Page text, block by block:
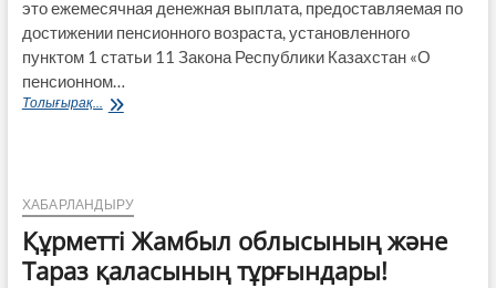
это еже­месячная денежная выплата, предоставляемая по
достиже­нии пенсионного возраста, установленного
пунктом 1 статьи 11 Закона Республики Казахстан «О
пенсионном…
Толығырақ...
Порядок
выплаты
ХАБАРЛАНДЫРУ
Құрметті Жамбыл облысының және
Тараз қаласының тұрғындары!